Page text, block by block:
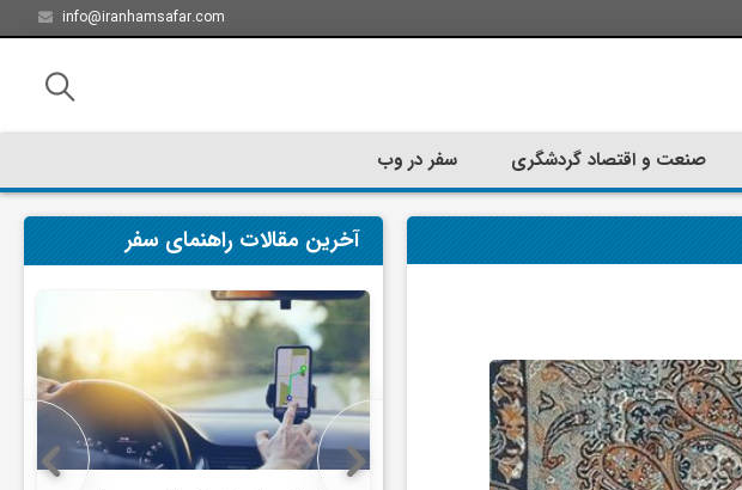
info@iranhamsafar.com
صنعت و اقتصاد گردشگری سفر در وب
آخرین مقالات راهنمای سفر